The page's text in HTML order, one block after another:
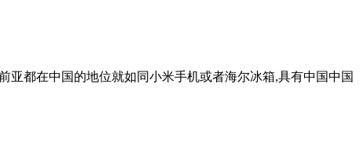
都在中国的地位就如同小米手机或者海尔冰箱,具有中国中国